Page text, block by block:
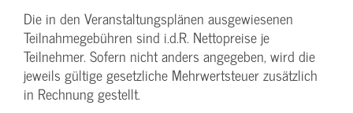
Die in den Veranstaltungsplänen ausgewiesenen
Teilnahmegebühren sind i.d.R. Nettopreise je
Teilnehmer. Sofern nicht anders angegeben, wird die
jeweils gültige gesetzliche Mehrwertsteuer zusätzlich
in Rechnung gestellt.